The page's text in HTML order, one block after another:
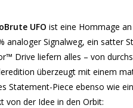
UFO ist eine Hommage
analoger Signalweg, ein satter
Drive liefern alles – von
überzeugt mit einem
Statement-Piece ebenso wie
von der Idee in den Orbit: